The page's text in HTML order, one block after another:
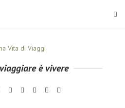
è vivere